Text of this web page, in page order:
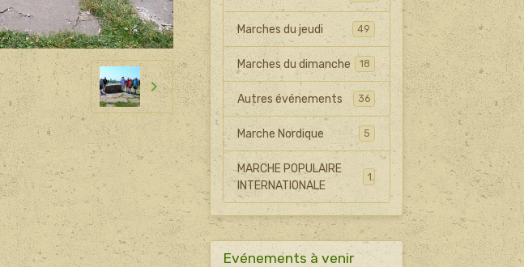
Marches du jeudi 49
Marches du dimanche 18
Autres événements 36
Marche Nordique 5
MARCHE POPULAIRE
INTERNATIONALE
Evénements à venir